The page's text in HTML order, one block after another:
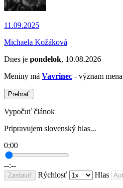
11.09.2025
Michaela Kožáková
Dnes je pondelok, 10.08.2026
Meniny má Vavrinec - význam mena
Prehrať
Vypočuť článok
Pripravujem slovenský hlas...
0:00
--:--
Zastaviť Rýchlosť Hlas